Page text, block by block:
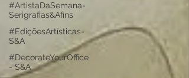
#ArtistaDaSemana-
Serigrafias&Afins
#EdiçõesArtísticas-
S&A
#DecorateYourOffice
- S&A